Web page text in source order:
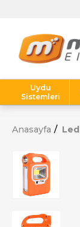
Uydu
Sistemleri
Anasayfa